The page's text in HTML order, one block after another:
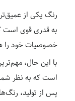
رنگ یکی از
به قدری قوی است
خصوصیات خود را
با این حال،
است که به نظر
پس از تولید،